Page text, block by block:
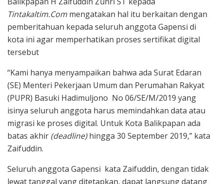
Tintakaltim.Com mengatakan hal itu berkaitan dengan
pemberitahuan kepada seluruh anggota Gapensi di
kota ini agar memperhatikan proses sertifikat digital
tersebut
“Kami hanya menyampaikan bahwa ada Surat Edaran
(SE) Menteri Pekerjaan Umum dan Perumahan Rakyat
(PUPR) Basuki Hadimuljono No 06/SE/M/2019 yang
isinya seluruh anggota harus memindahkan data atau
migrasi ke proses digital. Untuk Kota Balikpapan ada
batas akhir (deadline)hingga 30 September 2019,” kata
Zaifuddin.
Seluruh anggota Gapensi kata Zaifuddin, dengan tidak
lewat tanggal yang ditetapkan, dapat langsung datang